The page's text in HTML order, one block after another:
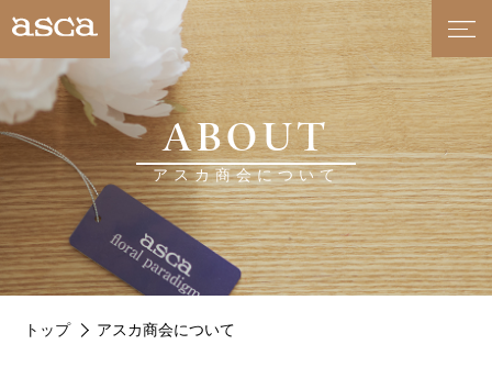
ABOUT
アスカ商会について
トップ アスカ商会について